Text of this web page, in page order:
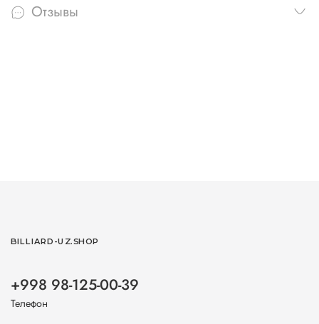
Отзывы
BILLIARD-UZ.SHOP
+998 98-125-00-39
Телефон